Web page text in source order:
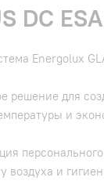
DC
Energolux
решение для
и
воздуха и